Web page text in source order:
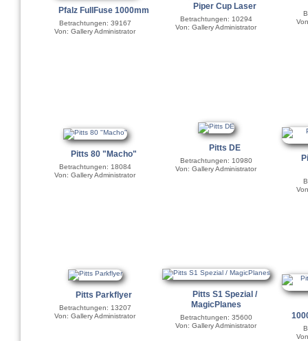
Pfalz FullFuse 1000mm
Betrachtungen: 39167
Von: Gallery Administrator
Piper Cup Laser
Betrachtungen: 10294
Von: Gallery Administrator
Pitts 80 "Macho"
Betrachtungen: 18084
Von: Gallery Administrator
Pitts DE
Betrachtungen: 10980
Von: Gallery Administrator
Pitts Parkflyer
Betrachtungen: 13207
Von: Gallery Administrator
Pitts S1 Spezial /
MagicPlanes
Betrachtungen: 35600
Von: Gallery Administrator